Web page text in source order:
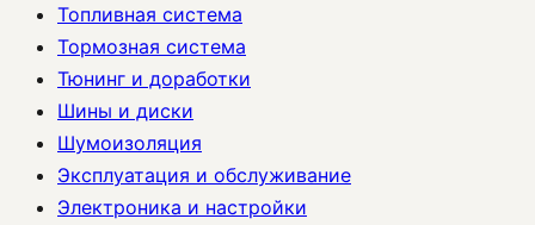
Топливная система
Тормозная система
Тюнинг и доработки
Шины и диски
Шумоизоляция
Эксплуатация и обслуживание
Электроника и настройки